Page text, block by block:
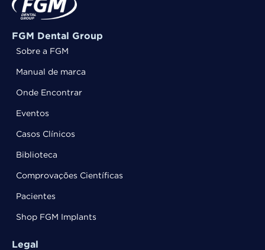
FGM Dental Group
Sobre a FGM
Manual de marca
Onde Encontrar
Eventos
Casos Clínicos
Biblioteca
Comprovações Científicas
Pacientes
Shop FGM Implants
Legal